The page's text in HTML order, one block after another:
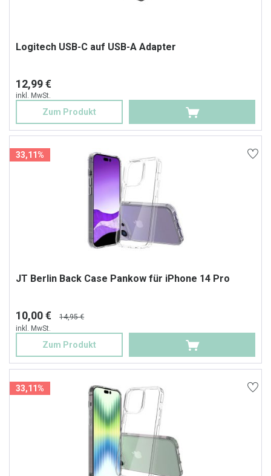
Logitech USB-C auf USB-A Adapter
12,99 €
inkl. MwSt.
Zum Produkt
33,11%
JT Berlin Back Case Pankow für iPhone 14 Pro
10,00 €
14,95 €
inkl. MwSt.
Zum Produkt
33,11%